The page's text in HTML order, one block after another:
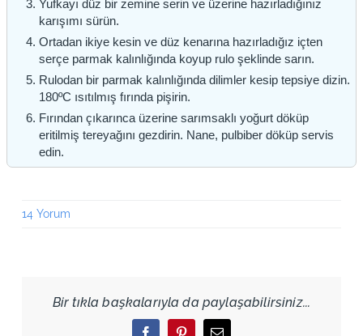
Yufkayı düz bir zemine serin ve üzerine hazırladığınız
karışımı sürün.
Ortadan ikiye kesin ve düz kenarına hazırladığız içten
serçe parmak kalınlığında koyup rulo şeklinde sarın.
Rulodan bir parmak kalınlığında dilimler kesip tepsiye dizin.
180ºC ısıtılmış fırında pişirin.
Fırından çıkarınca üzerine sarımsaklı yoğurt döküp
eritilmiş tereyağını gezdirin. Nane, pulbiber döküp servis
edin.
14 Yorum
Bir tıkla başkalarıyla da paylaşabilirsiniz...